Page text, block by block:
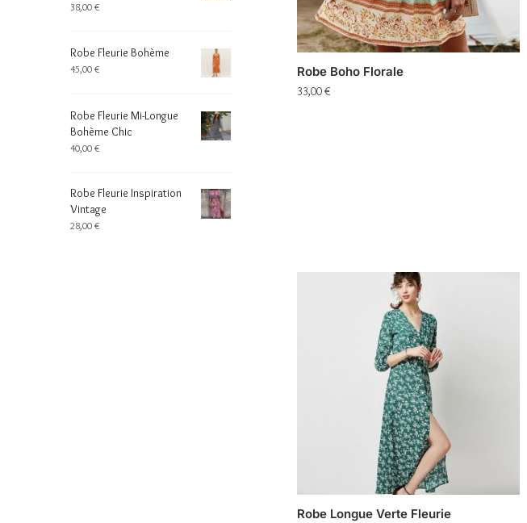
Robe Boho Florale
33,00€
Robe Longue Verte Fleurie
38,00 €
Robe Fleurie Bohème
45,00 €
Robe Fleurie Mi-Longue
Bohème Chic
40,00 €
Robe Fleurie Inspiration
Vintage
28,00 €